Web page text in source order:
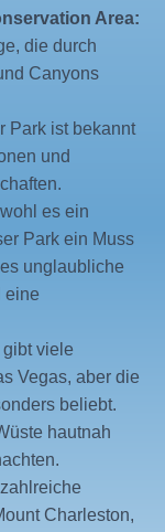
Area:
die durch
Canyons
Park ist bekannt
und
es ein
Park ein Muss
unglaubliche
eine
gibt viele
Vegas, aber die
beliebt.
hautnah
Charleston,